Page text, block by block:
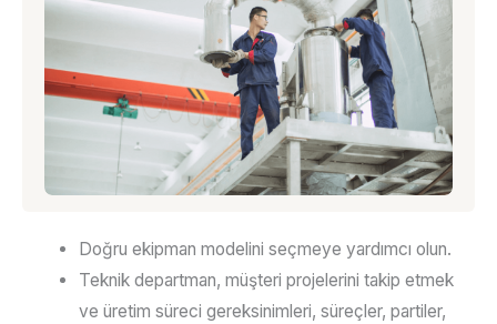
Doğru ekipman modelini seçmeye yardımcı olun.
Teknik departman, müşteri projelerini takip etmek
ve üretim süreci gereksinimleri, süreçler, partiler,